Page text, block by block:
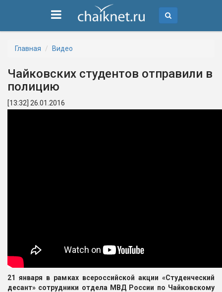
Главная Видео
Чайковских студентов отправили в
полицию
[13:32] 26.01.2016
21 января в рамках всероссийской акции «Студенческий
десант» сотрудники отдела МВД России по Чайковскому